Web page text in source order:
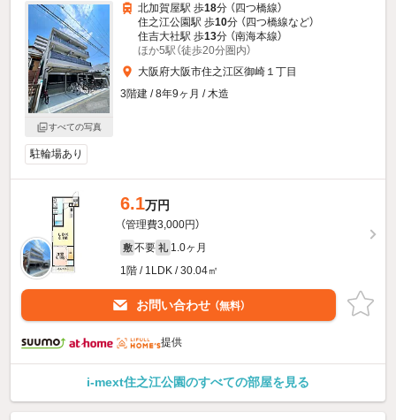
すべての写真
北加賀屋駅 歩18分 （四つ橋線）
住之江公園駅 歩10分 （四つ橋線など）
住吉大社駅 歩13分 （南海本線）
ほか5駅（徒歩20分圏内）
大阪府大阪市住之江区御崎１丁目
3階建 / 8年9ヶ月 / 木造
駐輪場あり
6.1万円
（管理費3,000円）
敷 不要 礼 1.0ヶ月
1階 / 1LDK / 30.04㎡
お問い合わせ （無料）
提供
i-mext住之江公園のすべての部屋を見る